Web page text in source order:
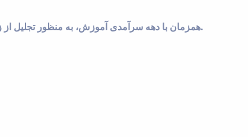
همزمان با دهه سرآمدی آموزش، به منظور تجلیل از زحمات و تلاش های اساتید ارجمند، اساتید برتر آموزشی دانشگاه معرفی شدند.